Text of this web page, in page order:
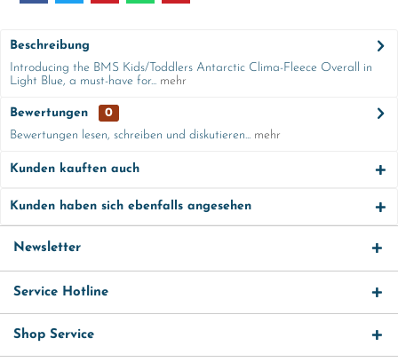
Beschreibung
Introducing the BMS Kids/Toddlers Antarctic Clima-Fleece Overall in
Light Blue, a must-have for... mehr
Bewertungen
0
Bewertungen lesen, schreiben und diskutieren... mehr
Kunden kauften auch
Kunden haben sich ebenfalls angesehen
Newsletter
Service Hotline
Shop Service